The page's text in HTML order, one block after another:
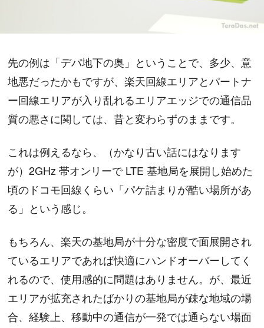
先の例は「デパ地下の奥」ということで、多少、意
地悪だったかもですが、楽天回線エリアとパートナ
ー回線エリアが入り乱れるエリアエッジでの通信品
質の悪さに関しては、昔と変わらずのままです。
これは例えるなら、（かなり古い話にはなります
が）2GHz 帯オンリーで LTE 基地局を展開し始めた
頃のドコモ回線くらい「パケ詰まりが酷い場所があ
る」という感じ。
もちろん、楽天の基地局が十分な密度で面展開され
ているエリアであれば快適にハンドオーバーしてく
れるので、使用感的に問題はありません。が、最近
エリアが拡充されたばかりの基地局が疎な地域の場
合、経験上、移動中の通信が一発では通らない場面